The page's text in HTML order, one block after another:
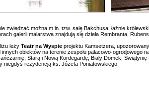
zwiedzać można m.in. tzw. salę Bakchusa, łaźnie
galerii malarstwa znajdują się dzieła Rembranta,
leży Teatr na Wyspie projektu Kamsetzera,
innych obiektów na terenie zespołu pałacowo-ogrodowego
Starą i Nową Kordegardę, Biały Domek, Świątynię
niegdyś rezydencją ks. Józefa Poniatowskiego.